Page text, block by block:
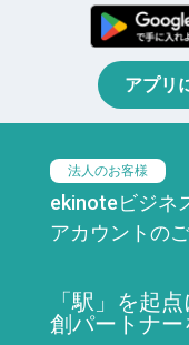
アプリ
法人のお客様
ekinoteビジネ
アカウントの
「駅」を起
創パートナー